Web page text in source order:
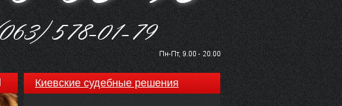
Киевские судебные решения